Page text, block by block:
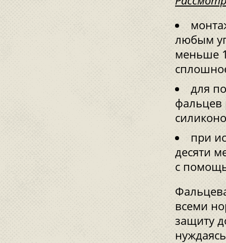
любым
меньше
для
фальцев
при
десяти
с
всеми
защиту